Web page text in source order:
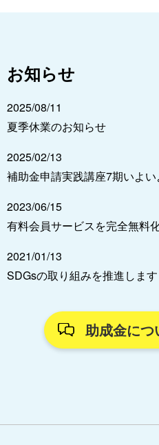
お知らせ
2025/08/11
夏季休業のお知らせ
2025/02/13
補助金申請実践講座7期いよい
2023/06/15
有料会員サービスを完全無料
2021/01/13
SDGsの取り組みを推進します
助成金につ